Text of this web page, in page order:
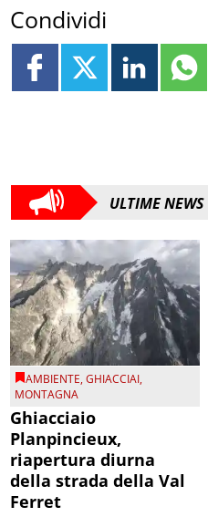
Condividi
ULTIME NEWS
AMBIENTE,GHIACCIAI,
MONTAGNA
Ghiacciaio
Planpincieux,
riapertura diurna
della strada della Val
Ferret